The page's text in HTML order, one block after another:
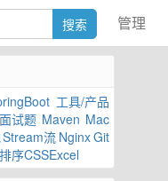
管理
工具/产品
面试题 Maven Mac
Stream流 NginxGit
排序CSSExcel